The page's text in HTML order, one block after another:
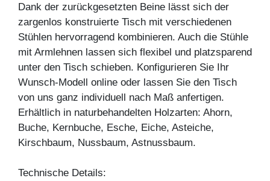
Dank der zurückgesetzten Beine lässt sich der
zargenlos konstruierte Tisch mit verschiedenen
Stühlen hervorragend kombinieren. Auch die Stühle
mit Armlehnen lassen sich flexibel und platzsparend
unter den Tisch schieben. Konfigurieren Sie Ihr
Wunsch-Modell online oder lassen Sie den Tisch
von uns ganz individuell nach Maß anfertigen.
Erhältlich in naturbehandelten Holzarten: Ahorn,
Buche, Kernbuche, Esche, Eiche, Asteiche,
Kirschbaum, Nussbaum, Astnussbaum.
Technische Details: